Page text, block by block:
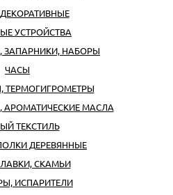
УСТРОЙСТВА
ЗАПАРНИКИ, НАБОРЫ
ЧАСЫ
ТЕРМОГИГРОМЕТРЫ
АРОМАТИЧЕСКИЕ МАСЛА
ТЕКСТИЛЬ
ДЕРЕВЯННЫЕ
СКАМЬИ
ИСПАРИТЕЛИ